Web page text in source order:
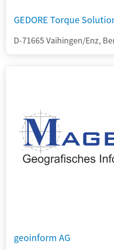
GEDORE Torque
D-71665 Vaihingen/Enz,
geoinform AG